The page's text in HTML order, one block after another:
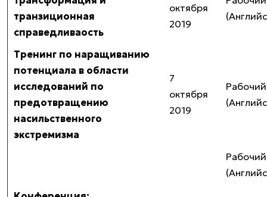
транзиционная
справедливаость
октября
2019
Тренинг по наращиванию
потенциала в области
исследований по
предотвращению
насильственного
экстремизма
7
октября
2019